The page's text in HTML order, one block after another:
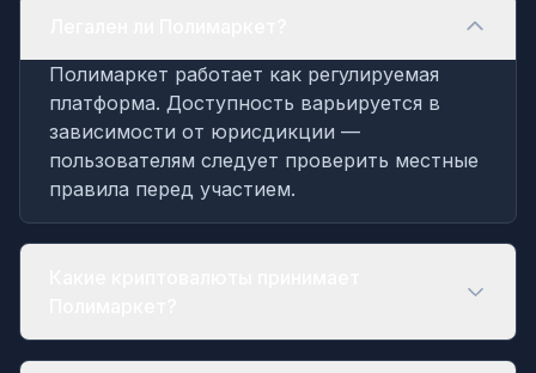
Полимаркет работает как регулируемая
платформа. Доступность варьируется в
зависимости от юрисдикции —
пользователям следует проверить местные
правила перед участием.